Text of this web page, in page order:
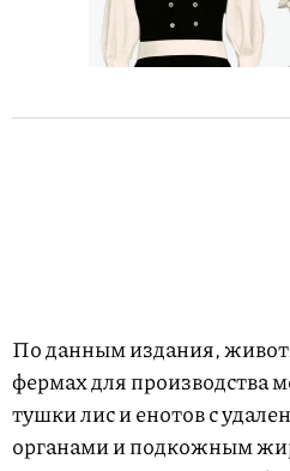
По данным издания,
фермах для производства
тушки лис и енотов с
органами и подкожным